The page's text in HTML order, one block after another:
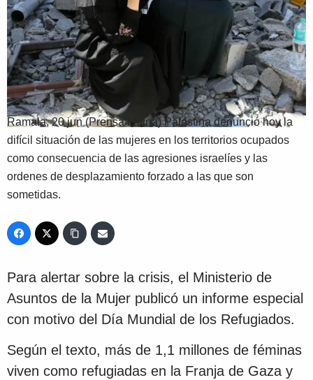
Ramala, 20 jun (Prensa Latina) Palestina denunció hoy la
difícil situación de las mujeres en los territorios ocupados
como consecuencia de las agresiones israelíes y las
ordenes de desplazamiento forzado a las que son
sometidas.
Para alertar sobre la crisis, el Ministerio de
Asuntos de la Mujer publicó un informe especial
con motivo del Día Mundial de los Refugiados.
Según el texto, más de 1,1 millones de féminas
viven como refugiadas en la Franja de Gaza y